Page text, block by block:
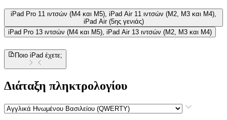
iPad Pro 11 ιντσών (M4 και M5), iPad Air 11 ιντσών (M2, M3 και M4),
iPad Air (5ης γενιάς)
iPad Pro 13 ιντσών (M4 και M5), iPad Air 13 ιντσών (M2, M3 και M4)
Ποιο iPad έχετε;
Διάταξη πληκτρολογίου